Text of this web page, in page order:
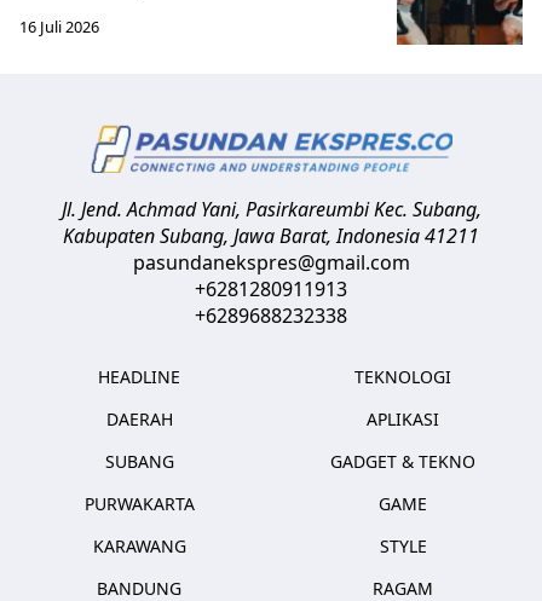
16 Juli 2026
Jl. Jend. Achmad Yani, Pasirkareumbi Kec. Subang,
Kabupaten Subang, Jawa Barat,Indonesia41211
pasundanekspres@gmail.com
+6281280911913
+6289688232338
HEADLINE
DAERAH
SUBANG
PURWAKARTA
KARAWANG
BANDUNG
TEKNOLOGI
APLIKASI
GADGET & TEKNO
GAME
STYLE
RAGAM